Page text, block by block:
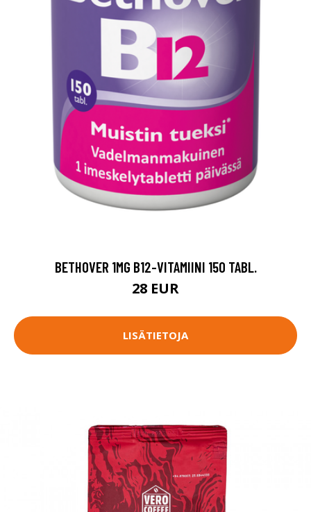
BETHOVER 1MG B12-VITAMIINI 150 TABL.
28 EUR
LISÄTIETOJA